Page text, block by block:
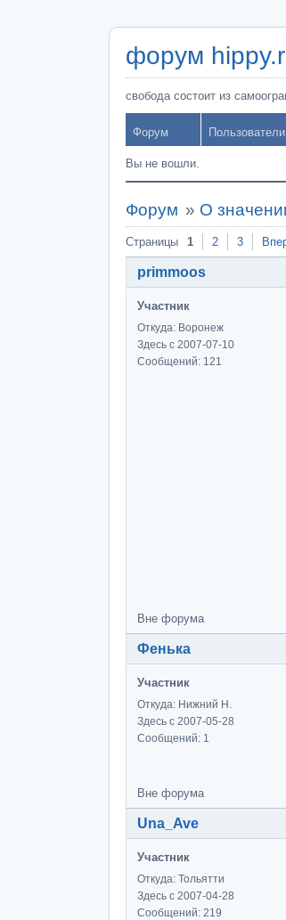
форум
свобода состоит из
Форум Пользователи
Вы не вошли.
Форум » О
Страницы 1 2 3
primmoos
Участник
Откуда: Воронеж
Здесь с 2007-07-10
Сообщений: 121
Вне форума
Фенька
Участник
Откуда: Нижний Н.
Здесь с 2007-05-28
Сообщений: 1
Вне форума
Una_Ave
Участник
Откуда: Тольятти
Здесь с 2007-04-28
Сообщений: 219